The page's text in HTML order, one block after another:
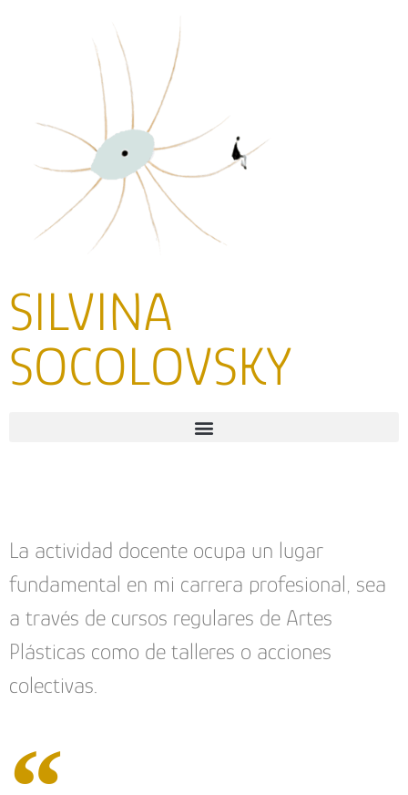
SILVINA
SOCOLOVSKY
La actividad docente ocupa un lugar
fundamental en mi carrera profesional, sea
a través de cursos regulares de Artes
Plásticas como de talleres o acciones
colectivas.